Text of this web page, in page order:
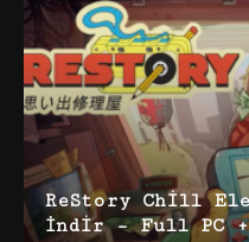
ReStory Chill
İndir – Full PC +